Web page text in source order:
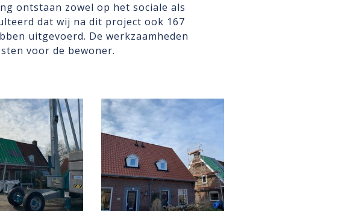
ontstaan zowel op het sociale als
dat wij na dit project ook 167
uitgevoerd. De werkzaamheden
voor de bewoner.